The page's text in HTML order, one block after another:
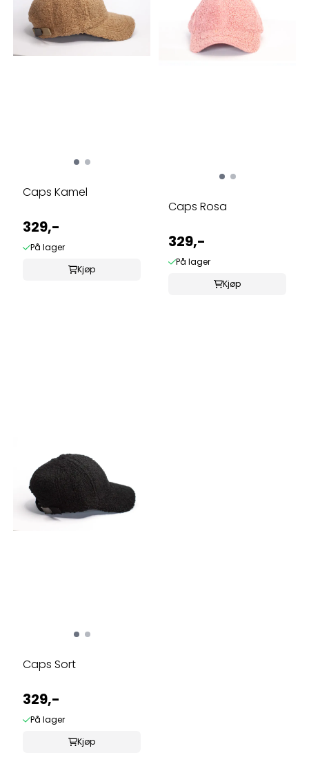
Caps Kamel
329,-
På lager
Kjøp
Caps Rosa
329,-
På lager
Kjøp
Caps Sort
329,-
På lager
Kjøp